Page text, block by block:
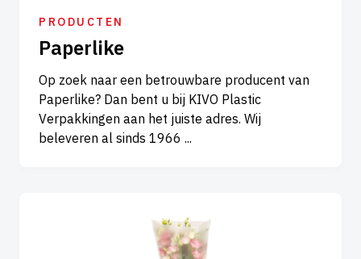
PRODUCTEN
Paperlike
Op zoek naar een betrouwbare producent van
Paperlike? Dan bent u bij KIVO Plastic
Verpakkingen aan het juiste adres. Wij
beleveren al sinds 1966 ...